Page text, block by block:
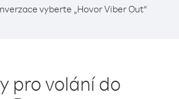
vyberte „Hovor Viber Out“
pro volání do